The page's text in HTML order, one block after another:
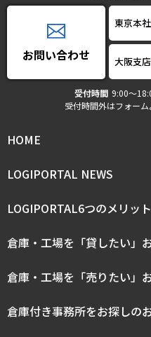
お問い合わせ
東京本社
大阪支店
受付時間 9:00〜
受付時間外はフォー
HOME
LOGIPORTAL NEWS
LOGIPORTAL6つのメリット
倉庫・工場を「貸したい」
倉庫・工場を「売りたい」
倉庫付き事務所をお探しの